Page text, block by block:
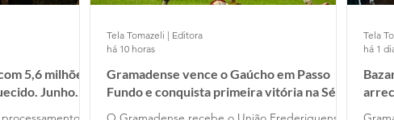
5,6 milhões
Junho
Gramadense vence o Gaúcho em Passo
Fundo e conquista primeira vitória na Série
Tela Tomazeli | Editora
há 10 horas
Tela
há 1